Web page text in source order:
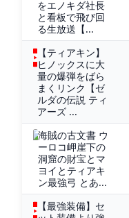
をエノキダ社長
と看板で飛び回
る生放送【...
【ティアキン】
ヒノックスに大
量の爆弾をばら
まくリンク【ゼ
ルダの伝説 ティ
アーズ ...
海賊の古文書 ウ
ーロコ岬崖下の
洞窟の財宝とマ
ヨイとティアキ
ン最強弓 とあ...
【最強装備】セ